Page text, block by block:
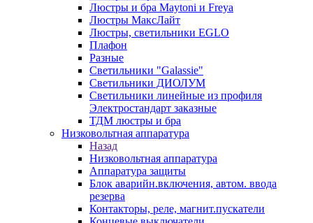
Люстры и бра Maytoni и Freya
Люстры МаксЛайт
Люстры, светильники EGLO
Плафон
Разные
Светильники "Galassie"
Светильники ДИОЛУМ
Светильники линейные из профиля
Электростандарт заказные
ТДМ люстры и бра
Низковольтная аппаратура
Назад
Низковольтная аппаратура
Аппаратура защиты
Блок аварийн.включения, автом. ввода
резерва
Контакторы, реле, магнит.пускатели